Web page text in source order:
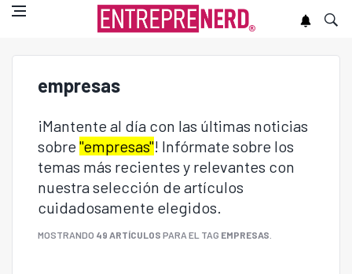
empresas
¡Mantente al día con las últimas noticias
sobre "empresas"! Infórmate sobre los
temas más recientes y relevantes con
nuestra selección de artículos
cuidadosamente elegidos.
MOSTRANDO 49 ARTÍCULOS PARA EL TAG EMPRESAS